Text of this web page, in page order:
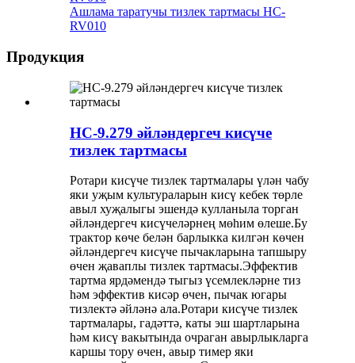
Ашлама таратучы тизлек тартмасы HC-
RV010
Продукция
HC-9.279 әйләндергеч кисүче
тизлек тартмасы
Ротари кисүче тизлек тартмалары үлән чабу
яки уҗым культураларын кисү кебек төрле
авыл хуҗалыгы эшендә кулланыла торган
әйләндергеч кисүчеләрнең мөһим өлеше.Бу
трактор көче белән барлыкка килгән көчен
әйләндергеч кисүче пычакларына тапшыру
өчен җаваплы тизлек тартмасы.Эффектив
тартма ярдәмендә тыгыз үсемлекләрне тиз
һәм эффектив кисәр өчен, пычак югары
тизлектә әйләнә ала.Ротари кисүче тизлек
тартмалары, гадәттә, каты эш шартларына
һәм кисү вакытында очраган авырлыкларга
каршы тору өчен, авыр тимер яки